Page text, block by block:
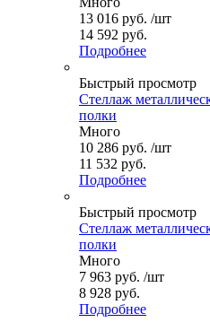
13 016 руб. /шт
14 592 руб.
Подробнее
Быстрый просмотр
Стеллаж
полки
Много
10 286 руб. /шт
11 532 руб.
Подробнее
Быстрый просмотр
Стеллаж
полки
Много
7 963 руб. /шт
8 928 руб.
Подробнее